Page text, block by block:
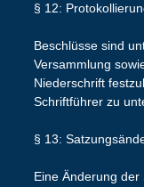
§ 12:
Beschlüsse sind
Versammlung
Niederschrift
Schriftführer zu
§ 13:
Eine Änderung